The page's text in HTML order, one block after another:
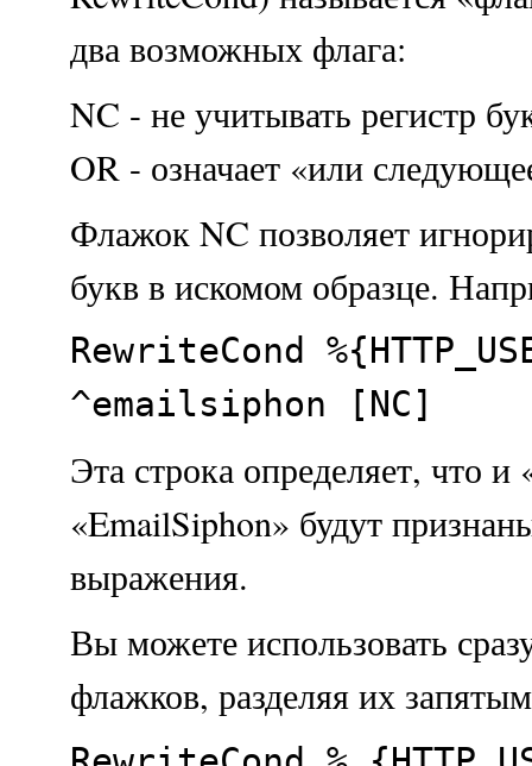
два возможных флага:
NC - не учитывать регистр
OR - означает «или
Флажок NC позволяет
букв в искомом образце.
RewriteCond
^emailsiphon [NC]
Эта строка определяет, что
«EmailSiphon» будут
выражения.
Вы можете использовать
флажков, разделяя их